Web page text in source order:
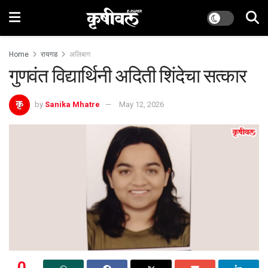
Home रायगड अलिबाग
गुणवंत विद्यार्थिनी अदिती शिंदेचा सत्कार
by Sanika Mhatre May 12, 2026